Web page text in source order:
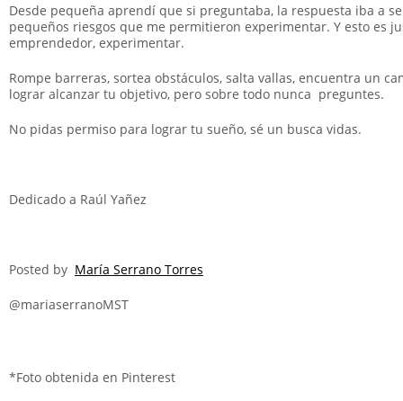
Desde pequeña aprendí que si preguntaba, la respuesta iba a
pequeños riesgos que me permitieron experimentar. Y esto es
emprendedor, experimentar.
Rompe barreras, sortea obstáculos, salta vallas, encuentra un
lograr alcanzar tu objetivo, pero sobre todo nunca preguntes.
No pidas permiso para lograr tu sueño, sé un busca vidas.
Dedicado a Raúl Yañez
Posted by María Serrano Torres
@mariaserranoMST
*Foto obtenida en Pinterest